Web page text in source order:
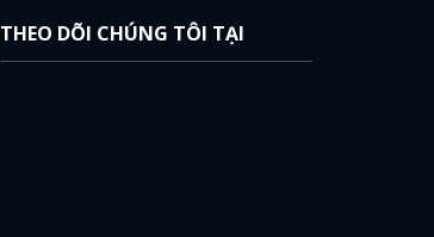
THEO DÕI CHÚNG TÔI TẠI